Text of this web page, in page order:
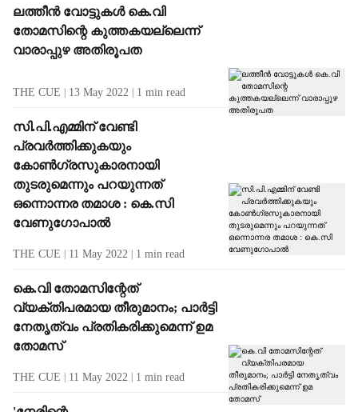
ലത്തീന്‍ വോട്ടുകള്‍ കെ.വി
തോമസിന്റെ കുത്തകയല്ലെന്ന്
വാരാപ്പുഴ അതിരൂപത
THE CUE 13 May 2022 1 min read
സി.പി.എമ്മിന് വേണ്ടി
പ്രവര്‍ത്തിക്കുകയും
കോണ്‍ഗ്രസുകാരനായി
തുടരുമെന്നും പറയുന്നത്
ഒന്നൊന്നര തമാശ : കെ.സി
വേണുഗോപാല്‍
THE CUE 11 May 2022 1 min read
കെ.വി തോമസിന്റേത്
വ്യക്തിപരമായ തീരുമാനം; പാര്‍ട്ടി
നേതൃത്വം പ്രതികരിക്കുമെന്ന് ഉമ
തോമസ്
THE CUE 11 May 2022 1 min read